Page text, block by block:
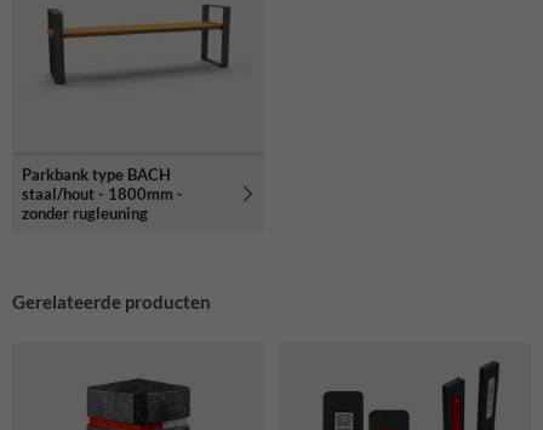
Parkbank type BACH
staal/hout - 1800mm -
zonder rugleuning
Gerelateerde producten